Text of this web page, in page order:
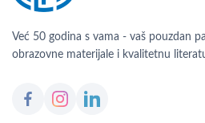
Već 50 godina s vama - vaš pouzdan
obrazovne materijale i kvalitetnu